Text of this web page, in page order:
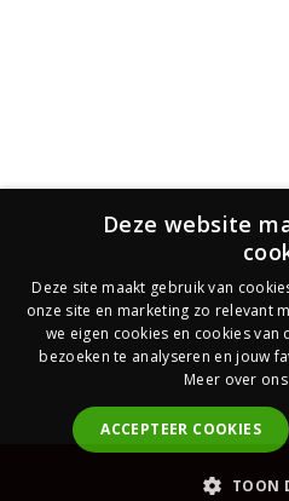
Deze website
Deze site maakt gebruik van
onze site en marketing zo relevant
we eigen cookies en cookies
bezoeken te analyseren en jouw
Meer over
ACCEPTEER COOKIES
TOON